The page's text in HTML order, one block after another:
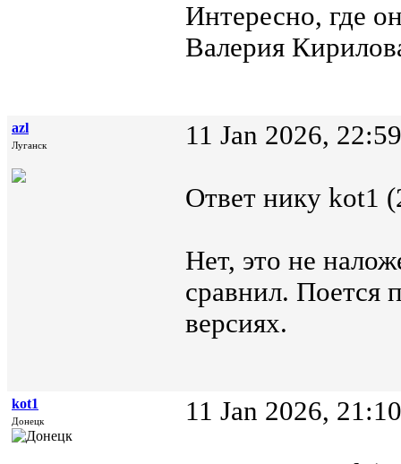
Интересно, где
Валерия
azl
Луганск 11 Jan 2026, 22:59
Ответ нику kot1
Нет, это не
сравнил. Поется
версиях.
kot1
Донецк 11 Jan 2026, 21:10